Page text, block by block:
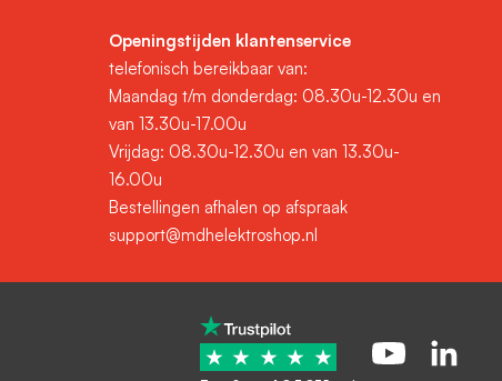
Openingstijden klantenservice
telefonisch bereikbaar van:
Maandag t/m donderdag: 08.30u-12.30u en
van 13.30u-17.00u
Vrijdag: 08.30u-12.30u en van 13.30u-
16.00u
Bestellingen afhalen op afspraak
support@mdhelektroshop.nl
★ ★ ★ ★ ★